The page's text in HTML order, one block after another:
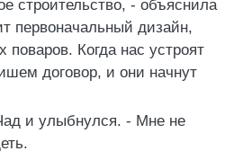
строительство, - объяснила
первоначальный дизайн,
поваров. Когда нас устроят
договор, и они начнут
и улыбнулся. - Мне не